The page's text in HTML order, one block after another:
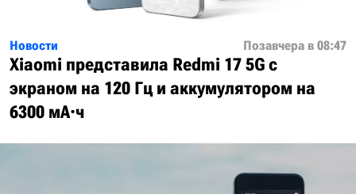
Новости Позавчера в 08:47
Xiaomi представила Redmi 17 5G с
экраном на 120 Гц и аккумулятором на
6300 мА·ч